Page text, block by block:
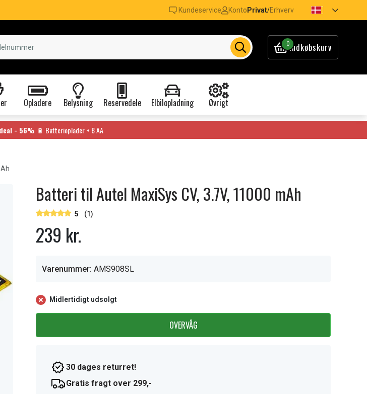
Kundeservice Konto Privat/Erhverv
0Indkøbskurv
Opladere Belysning Reservedele Elbilopladning Øvrigt
- 56% 🔋 Batterioplader + 8 AA
Batteri til Autel MaxiSys CV, 3.7V, 11000 mAh
5 (1)
239 kr.
Varenummer: AMS908SL
Midlertidigt udsolgt
OVERVÅG
30 dages returret!
Gratis fragt over 299,-